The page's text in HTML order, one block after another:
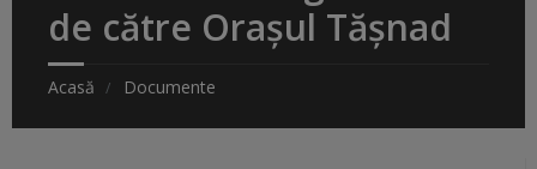
de către Orașul Tășnad
Acasă Documente